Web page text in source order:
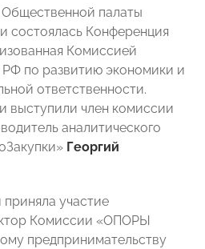
палаты
состоялась Конференция
Комиссией
по развитию экономики и
ответственности.
выступили член комиссии
аналитического
Георгий
участие
Комиссии «ОПОРЫ
предпринимательству